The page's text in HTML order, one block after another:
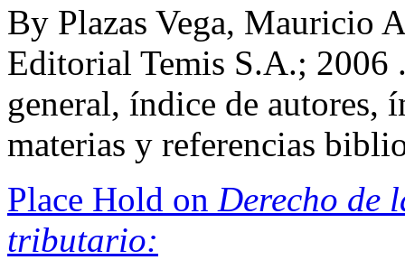
By Plazas Vega, Mauricio
Editorial Temis S.A.;
general, índice de autores,
materias y referencias
Place Hold on Derecho de
tributario: